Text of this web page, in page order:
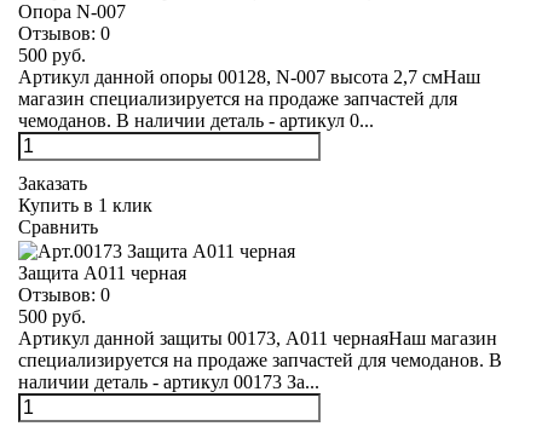
Опора N-007
Отзывов: 0
500 руб.
Артикул данной опоры 00128, N-007 высота 2,7 смНаш
магазин специализируется на продаже запчастей для
чемоданов. В наличии деталь - артикул 0...
Заказать
Купить в 1 клик
Сравнить
Защита А011 черная
Отзывов: 0
500 руб.
Артикул данной защиты 00173, А011 чернаяНаш магазин
специализируется на продаже запчастей для чемоданов. В
наличии деталь - артикул 00173 За...